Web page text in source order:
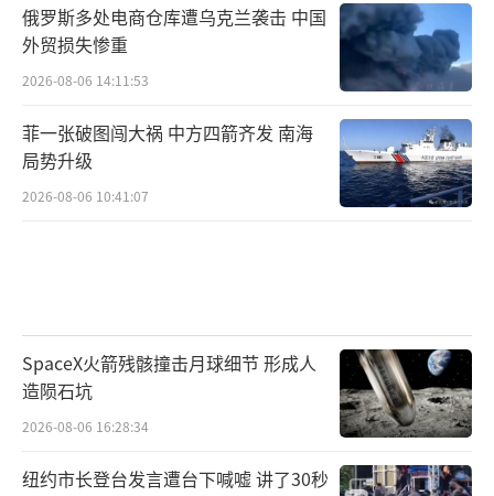
俄罗斯多处电商仓库遭乌克兰袭击 中国
外贸损失惨重
2026-08-06 14:11:53
菲一张破图闯大祸 中方四箭齐发 南海
局势升级
2026-08-06 10:41:07
SpaceX火箭残骸撞击月球细节 形成人
造陨石坑
2026-08-06 16:28:34
纽约市长登台发言遭台下喊嘘 讲了30秒